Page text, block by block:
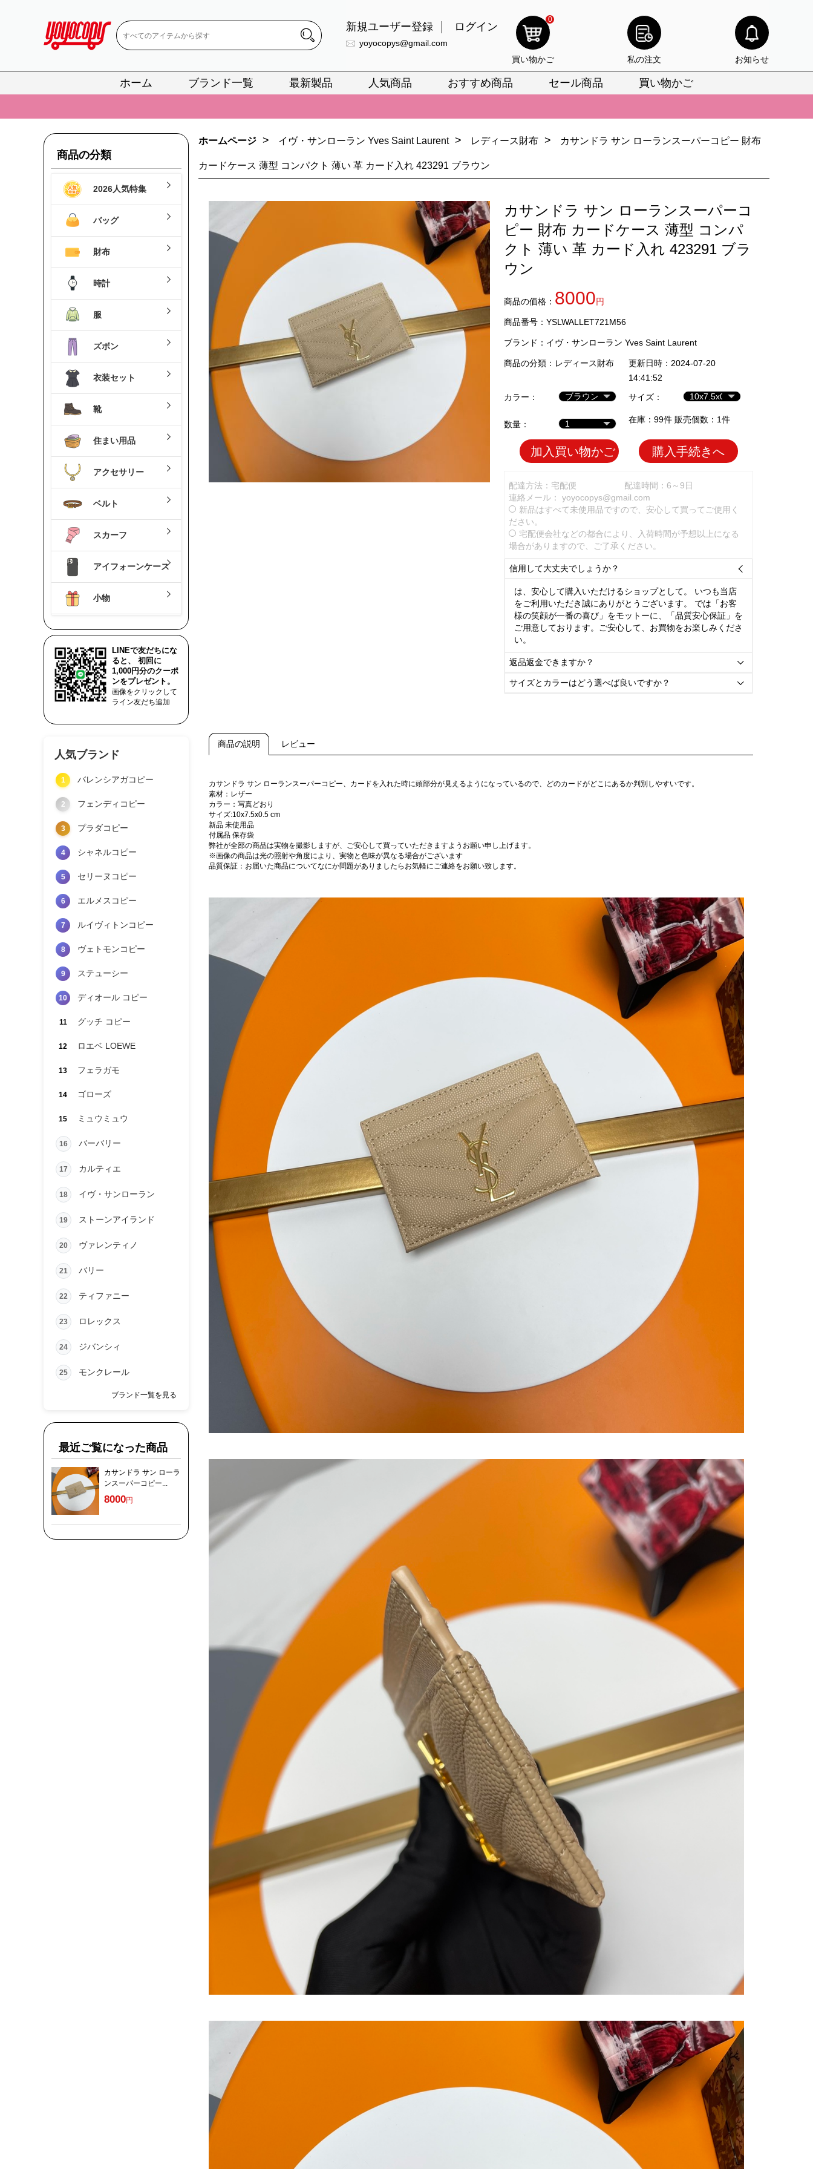
新規ユーザー登録 ログイン
yoyocopys@gmail.com
0
買い物かご 私の注文 お知らせ
ホーム ブランド一覧 最新製品 人気商品 おすすめ商品 セール商品 買い物かご
📢 当店は正真正銘のn級スーパーコピーのみ取扱い。最高品質の再現度を安心してお選びいただけます。
📢 2026春の新作続々更新中！期間中のご注文でお得な割引をご利用いただけます。
📢 新作入荷！ルイ・ヴィトンスーパーコピー バッグ最新モデルが登場。上質な仕上がりをお見逃しなく。
📢 当店は正真正銘のn級スーパーコピーのみ取扱い。最高品質の再現度を安心してお選びいただけます。
新作入荷！ルイ・ヴィトンスーパーコピー バッグ最新モデルが登場。上質な仕上がりをお見逃しなく。
商品の分類
2026人気特集
バッグ
財布
時計
服
ズボン
衣装セット
靴
住まい用品
アクセサリー
ベルト
スカーフ
アイフォーンケース
小物
LINEで友だちにな
ると、 初回に
1,000円分のクーポ
ンをプレゼント。
画像をクリックして
ライン友だち追加
人気ブランド
1 バレンシアガコピー
2 フェンディコピー
3 プラダコピー
4 シャネルコピー
5 セリーヌコピー
6 エルメスコピー
7 ルイヴィトンコピー
8 ヴェトモンコピー
9 ステューシー
10 ディオール コピー
11 グッチ コピー
12 ロエベ LOEWE
13 フェラガモ
14 ゴローズ
15 ミュウミュウ
16 バーバリー
17 カルティエ
18 イヴ・サンローラン
19 ストーンアイランド
20 ヴァレンティノ
21 バリー
22 ティファニー
23 ロレックス
24 ジバンシィ
25 モンクレール
ブランド一覧を見る
最近ご覧になった商品
カサンドラ サン ローラ
ンスーパーコピー...
8000円
ホームページ > イヴ・サンローラン Yves Saint Laurent > レディース財布 > カサンドラ サン ローランスーパーコピー 財布
カードケース 薄型 コンパクト 薄い 革 カード入れ 423291 ブラウン
カサンドラ サン ローランスーパーコ
ピー 財布 カードケース 薄型 コンパ
クト 薄い 革 カード入れ 423291 ブラ
ウン
商品の価格： 8000円
商品番号：YSLWALLET721M56
ブランド： イヴ・サンローラン Yves Saint Laurent
商品の分類： レディース財布
更新日時：2024-07-20
14:41:52
カラー：
サイズ：
数量： 在庫：99件 販売個数：1件
加入買い物かご 購入手続きへ
配達方法：宅配便
配達時間：6～9日
連絡メール： yoyocopys@gmail.com
新品はすべて未使用品ですので、安心して買ってご使用く
ださい。
宅配便会社などの都合により、入荷時間が予想以上になる
場合がありますので、ご了承ください。
信用して大丈夫でしょうか？ 
は、安心して購入いただけるショップとして。 いつも当店
をご利用いただき誠にありがとうございます。 では「お客
様の笑顔が一番の喜び」をモットーに、「品質安心保証」を
ご用意しております。ご安心して、お買物をお楽しみくださ
い。
返品返金できますか？ 
サイズとカラーはどう選べば良いですか？ 
商品の説明 レビュー
カサンドラ サン ローランスーパーコピー、カードを入れた時に頭部分が見えるようになっているので、どのカードがどこにあるか判別しやすいです。
素材：レザー
カラー：写真どおり
サイズ:10x7.5x0.5 cm
新品 未使用品
付属品 保存袋
弊社が全部の商品は実物を撮影しますが、ご安心して買っていただきますようお願い申し上げます。
※画像の商品は光の照射や角度により、実物と色味が異なる場合がございます
品質保証：お届いた商品についてなにか問題がありましたらお気軽にご連絡をお願い致します。